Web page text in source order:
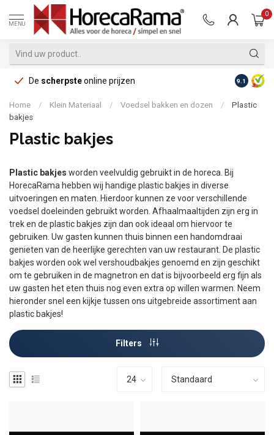
MENU
0
De scherpsteonline prijzen Op
9.1
Home / Klein Materiaal / Voedsel bakken en dozen /
Plastic
bakjes
Plastic bakjes
Plastic bakjes worden veelvuldig gebruikt in de horeca. Bij
HorecaRama hebben wij handige plastic bakjes in diverse
uitvoeringen en maten. Hierdoor kunnen ze voor verschillende
voedsel doeleinden gebruikt worden. Afhaalmaaltijden zijn erg in
trek en de plastic bakjes zijn dan ook ideaal om hiervoor te
gebruiken. Uw gasten kunnen thuis binnen een handomdraai
genieten van de heerlijke gerechten van uw restaurant. De plastic
bakjes worden ook wel vershoudbakjes genoemd en zijn geschikt
om te gebruiken in de magnetron en dat is bijvoorbeeld erg fijn als
uw gasten het eten thuis nog even extra op willen warmen. Neem
hieronder snel een kijkje tussen ons uitgebreide assortiment aan
plastic bakjes!
Filters